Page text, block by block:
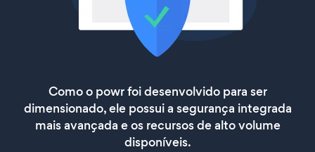
Como o powr foi desenvolvido para ser
dimensionado, ele possui a segurança integrada
mais avançada e os recursos de alto volume
disponíveis.